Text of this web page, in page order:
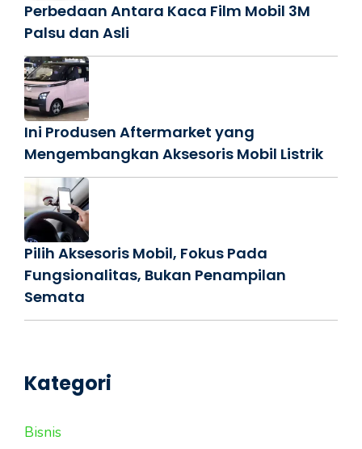
Perbedaan Antara Kaca Film Mobil 3M
Palsu dan Asli
Ini Produsen Aftermarket yang
Mengembangkan Aksesoris Mobil Listrik
Pilih Aksesoris Mobil, Fokus Pada
Fungsionalitas, Bukan Penampilan
Semata
Kategori
Bisnis